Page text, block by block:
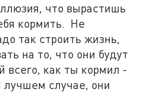
что вырастишь
кормить. Не
так строить жизнь,
на то, что они будут
всего, как ты кормил -
случае, они